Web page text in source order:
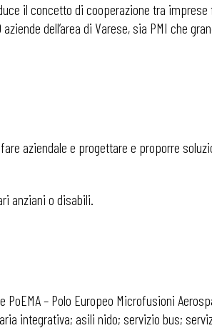
il concetto di cooperazione tra imprese
dell’area di Varese, sia PMI che
aziendale e progettare e proporre
anziani o disabili.
– Polo Europeo Microfusioni
integrativa; asili nido; servizio bus;